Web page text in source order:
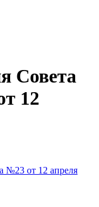
Совета
12
№23 от 12 апреля